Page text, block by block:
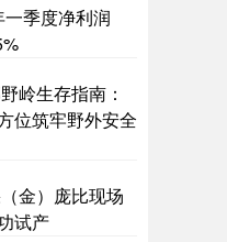
季度净利润
岭生存指南：
位筑牢野外安全
金）庞比现场
试产